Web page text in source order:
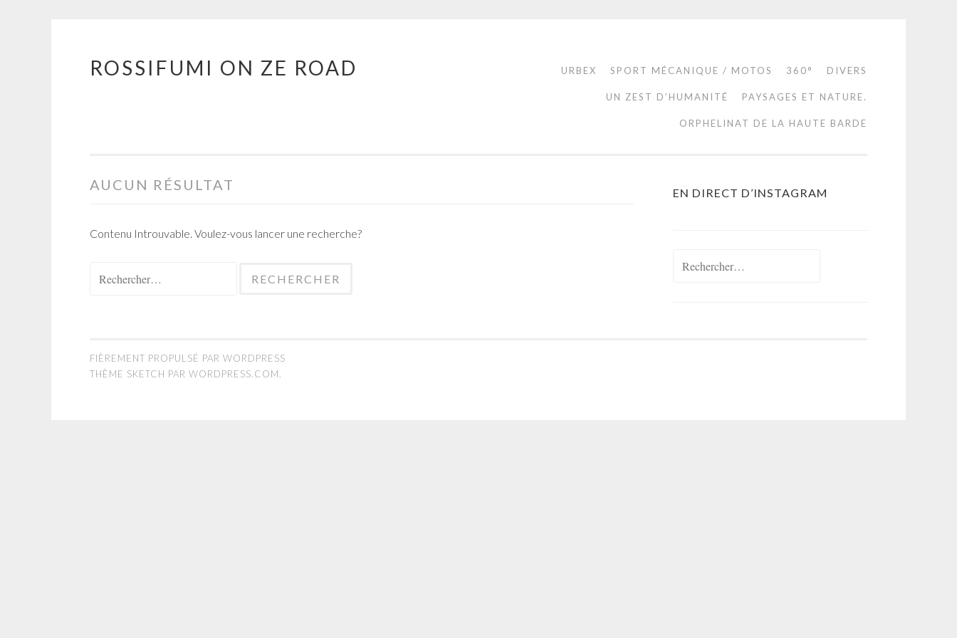
Aller
ROSSIFUMI ON ZE ROAD URBEX SPORT MÉCANIQUE / MOTOS 360° DIVERS
UN ZEST D’HUMANITÉ PAYSAGES ET NATURE.
ORPHELINAT DE LA HAUTE BARDE
AUCUN RÉSULTAT
Contenu Introuvable. Voulez-vous lancer une recherche?
EN DIRECT D’INSTAGRAM
FIÈREMENT PROPULSÉ PAR WORDPRESS
THÈME SKETCH PAR WORDPRESS.COM